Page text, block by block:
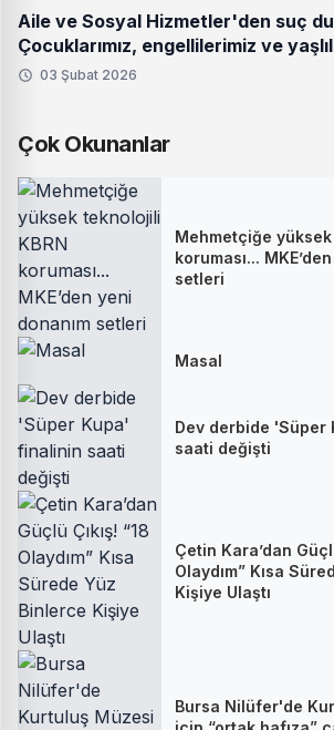
Aile ve Sosyal Hizmetler'den suç
Çocuklarımız, engellilerimiz ve
hedef alınamaz
03 Şubat 2026
Çok Okunanlar
Mehmetçiğe
koruması...
setleri
Masal
Dev derbide 'Süper
saati değişti
Çetin Kara’dan
Olaydım” Kısa
Kişiye Ulaştı
Bursa Nilüfer'de